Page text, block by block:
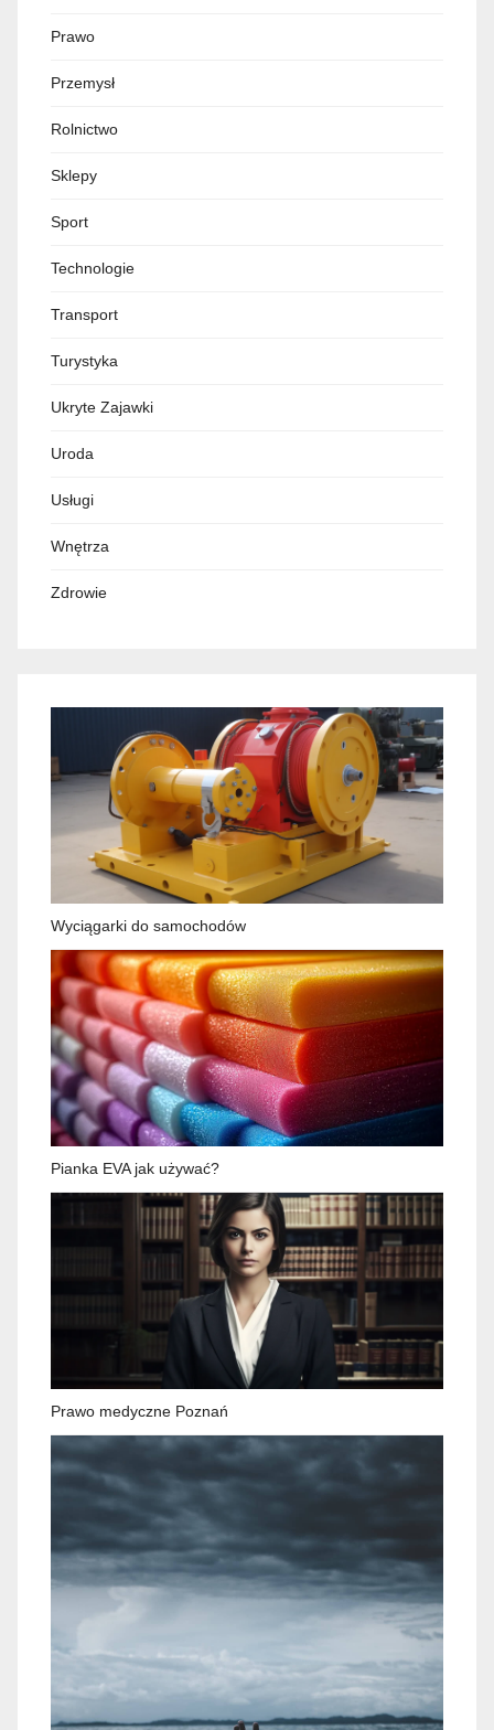
Prawo
Przemysł
Rolnictwo
Sklepy
Sport
Technologie
Transport
Turystyka
Ukryte Zajawki
Uroda
Usługi
Wnętrza
Zdrowie
Wyciągarki do samochodów
Pianka EVA jak używać?
Prawo medyczne Poznań